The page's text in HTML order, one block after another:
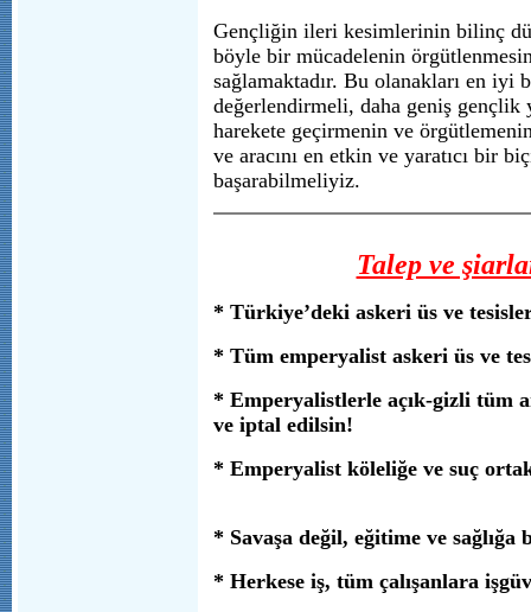
Gençliğin ileri kesimlerinin bilinç
böyle bir mücadelenin
sağlamaktadır. Bu olanakları en iyi
değerlendirmeli, daha geniş gençlik
harekete geçirmenin ve
ve aracını en etkin ve yaratıcı bir
başarabilmeliyiz.
Talep ve
* Türkiye’deki askeri üs ve
* Tüm emperyalist askeri üs ve
* Emperyalistlerle açık-gizli tüm
ve iptal edilsin!
* Emperyalist köleliğe ve suç
* Savaşa değil, eğitime ve sağlığa
* Herkese iş, tüm çalışanlara